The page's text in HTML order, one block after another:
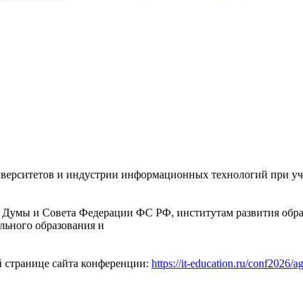
и индустрии информационных технологий при
и Совета Федерации ФС РФ, институтам развития
образования и
сайта конференции: https://it-education.ru/conf2026/